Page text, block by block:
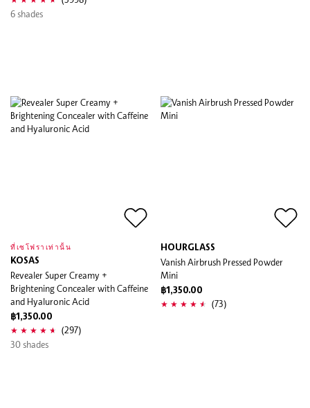
6 shades
ที่เซโฟราเท่านั้น
KOSAS
Revealer Super Creamy +
Brightening Concealer with Caffeine
and Hyaluronic Acid
฿1,350.00
(297)
30 shades
HOURGLASS
Vanish Airbrush Pressed Powder
Mini
฿1,350.00
(73)